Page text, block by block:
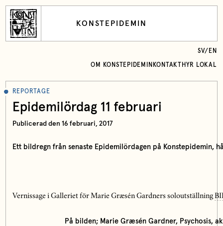
KONSTEPIDEMIN
OM KONSTEPIDEMIN KONTAKT HYR LOKAL
SV/ EN
REPORTAGE
Epidemilördag 11 februari
Publicerad den 16 februari, 2017
Ett bildregn från senaste Epidemilördagen på Konstepidemin,
Vernissage i Galleriet för Marie Græsén Gardners soloutställning
På bilden; Marie Græsén Gardner, Psychosis,